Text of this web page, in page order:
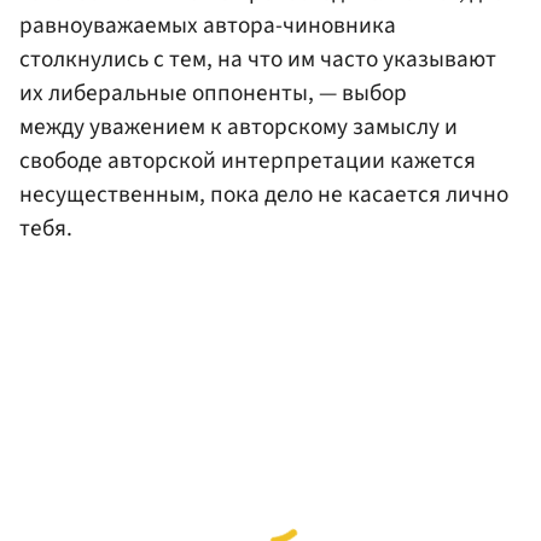
равноуважаемых автора-чиновника
столкнулись с тем, на что им часто указывают
их либеральные оппоненты, — выбор
между уважением к авторскому замыслу и
свободе авторской интерпретации кажется
несущественным, пока дело не касается лично
тебя.